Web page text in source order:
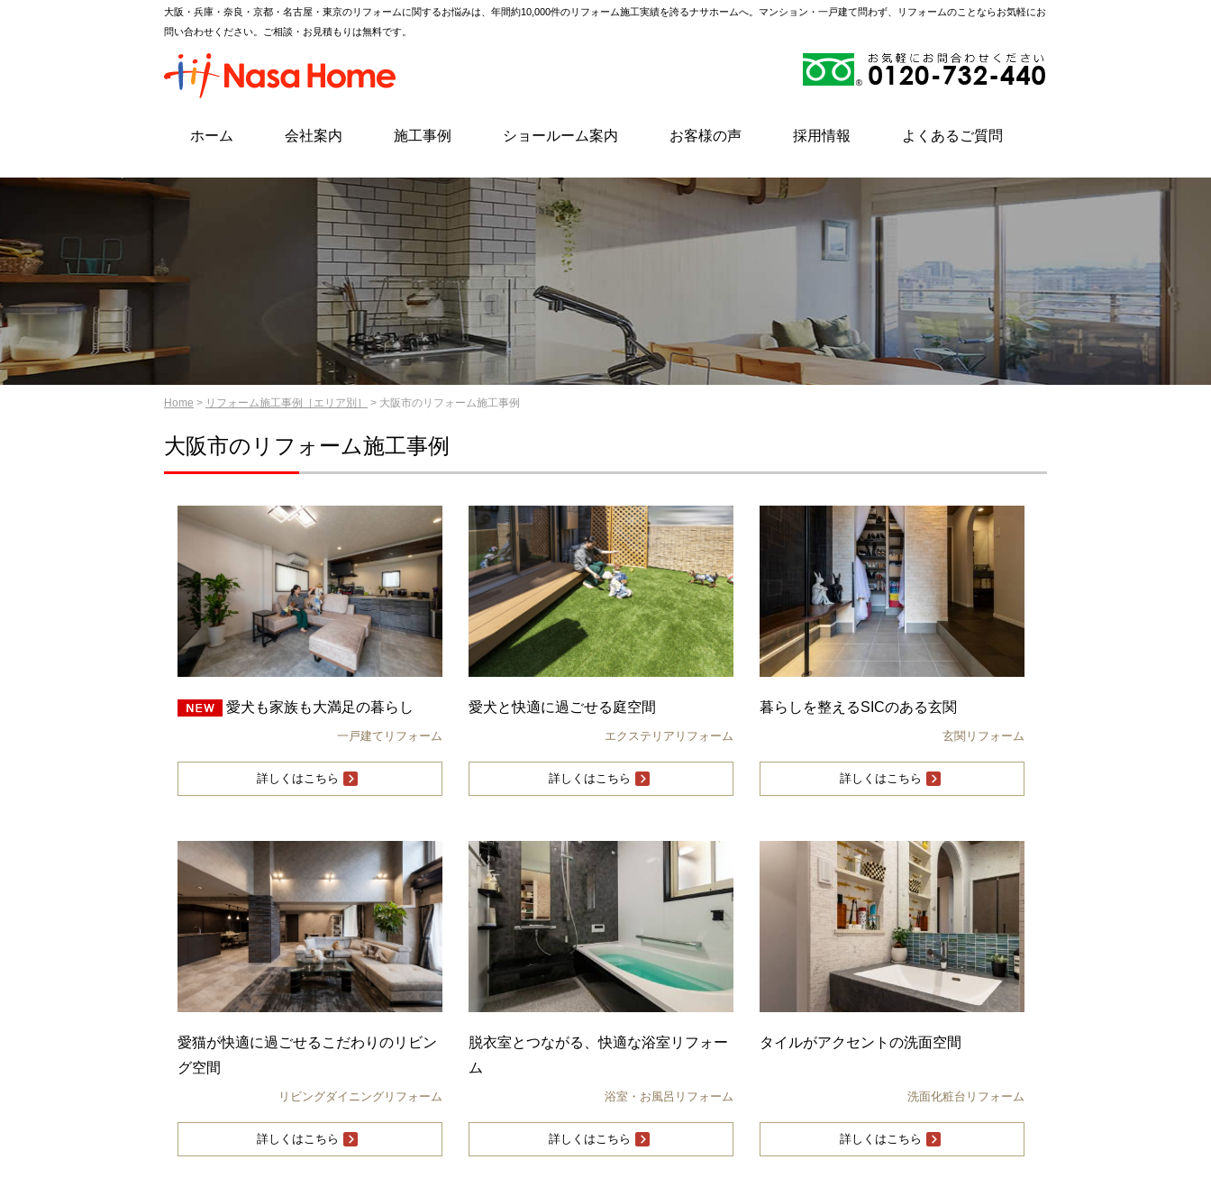
大阪・兵庫・奈良・京都・名古屋・東京のリフォームに関するお悩みは、年間約10,000件のリフォーム施工実績を誇るナサホームへ。マンション・一戸建て問わず、リフォームのことならお気軽にお
問い合わせください。ご相談・お見積もりは無料です。
ホーム 会社案内 施工事例 ショールーム案内 お客様の声 採用情報 よくあるご質問
Home > リフォーム施工事例［エリア別］ > 大阪市のリフォーム施工事例
大阪市のリフォーム施工事例
愛犬も家族も大満足の暮らし
一戸建てリフォーム
詳しくはこちら
愛犬と快適に過ごせる庭空間
エクステリアリフォーム
詳しくはこちら
暮らしを整えるSICのある玄関
玄関リフォーム
詳しくはこちら
愛猫が快適に過ごせるこだわりのリビン
グ空間
リビングダイニングリフォーム
詳しくはこちら
脱衣室とつながる、快適な浴室リフォー
ム
浴室・お風呂リフォーム
詳しくはこちら
タイルがアクセントの洗面空間
洗面化粧台リフォーム
詳しくはこちら